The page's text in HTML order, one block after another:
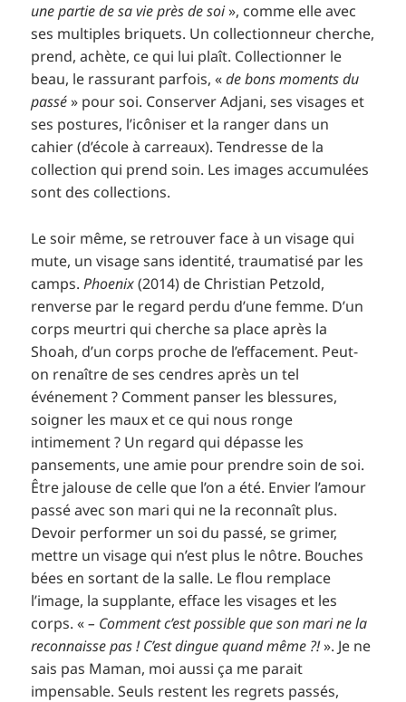
une partie de sa vie près de soi», comme elle avec
ses multiples briquets. Un collectionneur cherche,
prend, achète, ce qui lui plaît. Collectionner le
beau, le rassurant parfois, «de bons moments du
passé» pour soi. Conserver Adjani, ses visages et
ses postures, l’icôniser et la ranger dans un
cahier (d’école à carreaux). Tendresse de la
collection qui prend soin. Les images accumulées
sont des collections.
Le soir même, se retrouver face à un visage qui
mute, un visage sans identité, traumatisé par les
camps.Phoenix(2014) de Christian Petzold,
renverse par le regard perdu d’une femme. D’un
corps meurtri qui cherche sa place après la
Shoah, d’un corps proche de l’effacement. Peut-
on renaître de ses cendres après un tel
événement ? Comment panser les blessures,
soigner les maux et ce qui nous ronge
intimement ? Un regard qui dépasse les
pansements, une amie pour prendre soin de soi.
Être jalouse de celle que l’on a été. Envier l’amour
passé avec son mari qui ne la reconnaît plus.
Devoir performer un soi du passé, se grimer,
mettre un visage qui n’est plus le nôtre. Bouches
bées en sortant de la salle. Le flou remplace
l’image, la supplante, efface les visages et les
corps. «– Comment c’est possible que son mari ne la
reconnaisse pas ! C’est dingue quand même ?!». Je ne
sais pas Maman, moi aussi ça me parait
impensable. Seuls restent les regrets passés,